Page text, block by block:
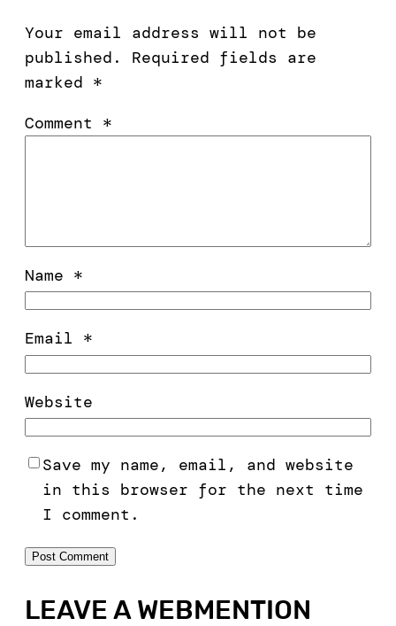
Your email address will not be
published.
Required fields are
marked *
Comment *
Name *
Email *
Website
Save my name, email, and website
in this browser for the next time
I comment.
LEAVE A WEBMENTION